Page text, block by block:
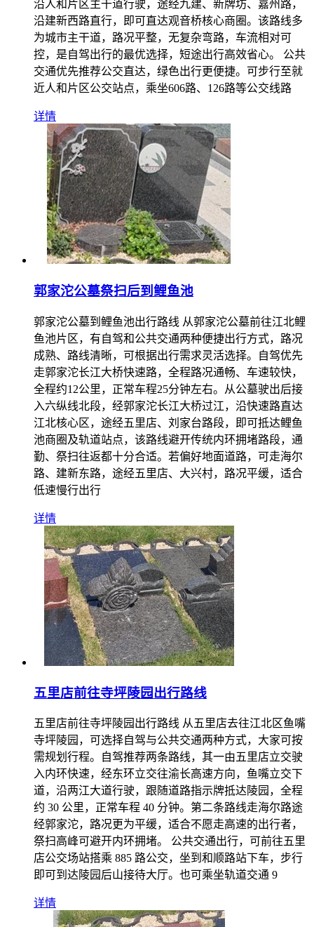
沿人和片区主干道行驶，途经九建、新牌坊、嘉州路，
沿建新西路直行，即可直达观音桥核心商圈。该路线多
为城市主干道，路况平整，无复杂弯路，车流相对可
控，是自驾出行的最优选择，短途出行高效省心。 公共
交通优先推荐公交直达，绿色出行更便捷。可步行至就
近人和片区公交站点，乘坐606路、126路等公交线路
详情
郭家沱公墓祭扫后到鲤鱼池
郭家沱公墓到鲤鱼池出行路线 从郭家沱公墓前往江北鲤
鱼池片区，有自驾和公共交通两种便捷出行方式，路况
成熟、路线清晰，可根据出行需求灵活选择。自驾优先
走郭家沱长江大桥快速路，全程路况通畅、车速较快，
全程约12公里，正常车程25分钟左右。从公墓驶出后接
入六纵线北段，经郭家沱长江大桥过江，沿快速路直达
江北核心区，途经五里店、刘家台路段，即可抵达鲤鱼
池商圈及轨道站点，该路线避开传统内环拥堵路段，通
勤、祭扫往返都十分合适。若偏好地面道路，可走海尔
路、建新东路，途经五里店、大兴村，路况平缓，适合
低速慢行出行
详情
五里店前往寺坪陵园出行路线
五里店前往寺坪陵园出行路线 从五里店去往江北区鱼嘴
寺坪陵园，可选择自驾与公共交通两种方式，大家可按
需规划行程。自驾推荐两条路线，其一由五里店立交驶
入内环快速，经东环立交往渝长高速方向，鱼嘴立交下
道，沿两江大道行驶，跟随道路指示牌抵达陵园，全程
约 30 公里，正常车程 40 分钟。第二条路线走海尔路途
经郭家沱，路况更为平缓，适合不愿走高速的出行者，
祭扫高峰可避开内环拥堵。 公共交通出行，可前往五里
店公交场站搭乘 885 路公交，坐到和顺路站下车，步行
即可到达陵园后山接待大厅。也可乘坐轨道交通 9
详情